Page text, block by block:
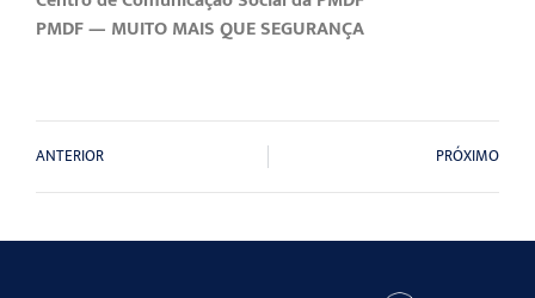
PMDF — MUITO MAIS QUE SEGURANÇA
ANTERIOR PRÓXIMO